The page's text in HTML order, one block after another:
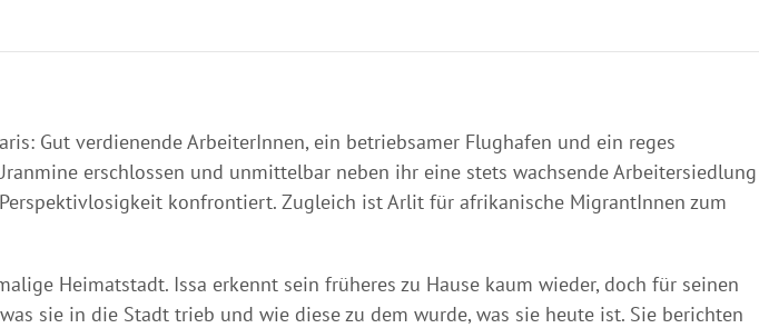
Gut verdienende ArbeiterInnen, ein betriebsamer Flughafen und ein reges
erschlossen und unmittelbar neben ihr eine stets wachsende Arbeitersiedlung
konfrontiert. Zugleich ist Arlit für afrikanische MigrantInnen zum
Heimatstadt. Issa erkennt sein früheres zu Hause kaum wieder, doch für seinen
sie in die Stadt trieb und wie diese zu dem wurde, was sie heute ist. Sie berichten